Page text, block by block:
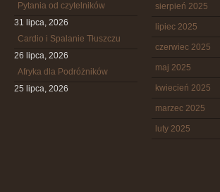
Pytania od czytelników
31 lipca, 2026
Cardio i Spalanie Tłuszczu
26 lipca, 2026
Afryka dla Podróżników
25 lipca, 2026
sierpień 2025
lipiec 2025
czerwiec 2025
maj 2025
kwiecień 2025
marzec 2025
luty 2025